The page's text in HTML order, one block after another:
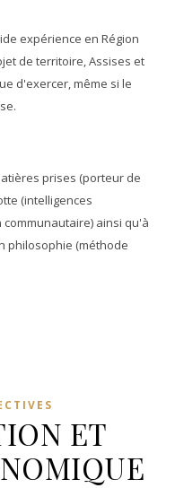
expérience en Région
de territoire, Assises et
d'exercer, même si le
prises (porteur de
(intelligences
ainsi qu'à
philosophie (méthode
ET